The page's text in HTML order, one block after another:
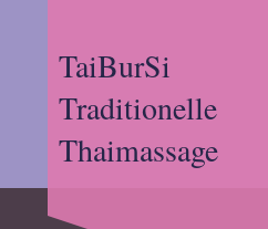
TaiBurSi
Traditionelle
Thaimassage